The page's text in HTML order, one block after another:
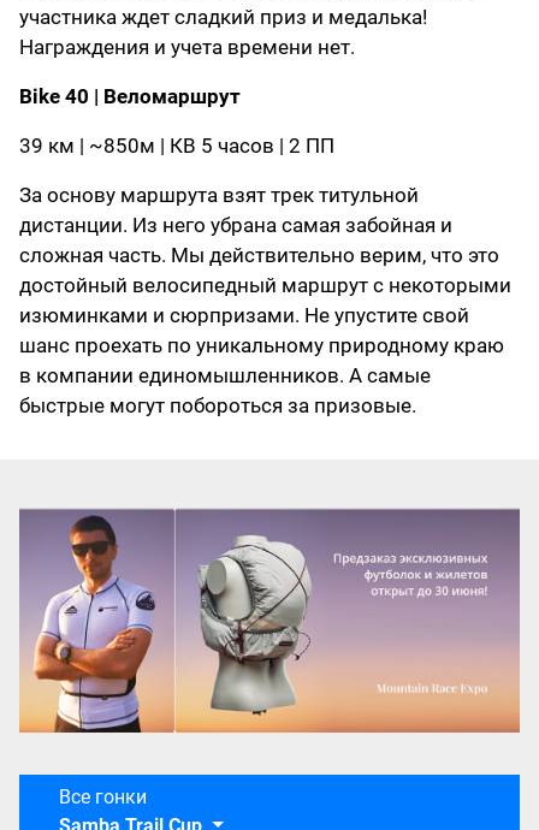
участника ждет сладкий приз и медалька!
Награждения и учета времени нет.
Bike 40 | Веломаршрут
39 км | ~850м | КВ 5 часов | 2 ПП
За основу маршрута взят трек титульной
дистанции. Из него убрана самая забойная и
сложная часть. Мы действительно верим, что это
достойный велосипедный маршрут с некоторыми
изюминками и сюрпризами. Не упустите свой
шанс проехать по уникальному природному краю
в компании единомышленников. А самые
быстрые могут побороться за призовые.
Все гонки